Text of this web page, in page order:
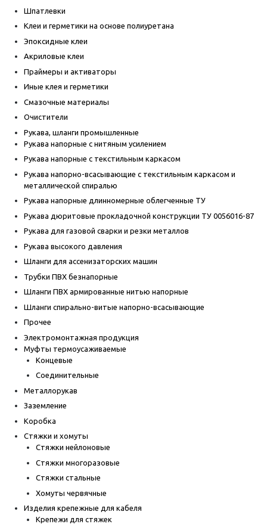
Шпатлевки
Клеи и герметики на основе полиуретана
Эпоксидные клеи
Акриловые клеи
Праймеры и активаторы
Иные клея и герметики
Смазочные материалы
Очистители
Рукава, шланги промышленные
Рукава напорные с нитяным усилением
Рукава напорные с текстильным каркасом
Рукава напорно-всасывающие с текстильным каркасом и
металлической спиралью
Рукава напорные длинномерные облегченные ТУ
Рукава дюритовые прокладочной конструкции ТУ 0056016-87
Рукава для газовой сварки и резки металлов
Рукава высокого давления
Шланги для ассенизаторских машин
Трубки ПВХ безнапорные
Шланги ПВХ армированные нитью напорные
Шланги спирально-витые напорно-всасывающие
Прочее
Электромонтажная продукция
Муфты термоусаживаемые
Концевые
Соединительные
Металлорукав
Заземление
Коробка
Стяжки и хомуты
Стяжки нейлоновые
Стяжки многоразовые
Стяжки стальные
Хомуты червячные
Изделия крепежные для кабеля
Крепежи для стяжек